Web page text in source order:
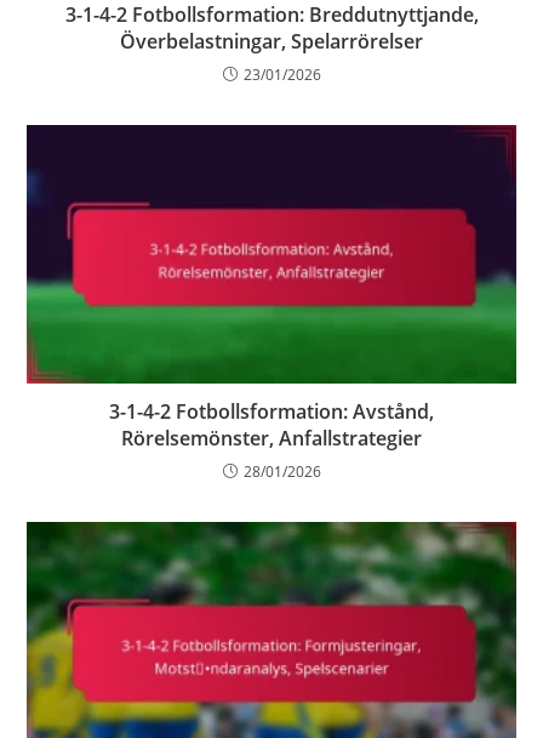
3-1-4-2 Fotbollsformation: Breddutnyttjande,
Överbelastningar, Spelarrörelser
23/01/2026
3-1-4-2 Fotbollsformation: Avstånd,
Rörelsemönster, Anfallstrategier
28/01/2026